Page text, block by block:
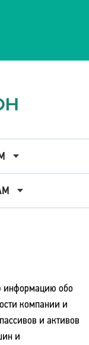
информацию обо
компании и
и активов
и